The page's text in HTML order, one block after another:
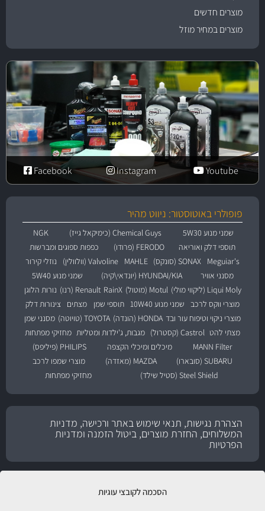
הסכמה לקובצי עוגיות
מוצרים חדשים
מוצרים במחיר מוזל
Youtube
Instagram
Facebook
פופולרי באוטוסטור: ניווט מהיר
שמני מנוע 5W30 Chemical Guys (כימיקאל גייז)
NGK
תוספי דלק ואוריאה
FERODO (פרודו)
כפפות ספוגים ומברשות
Meguiar's
SONAX (סונקס) MAHLE Valvoline (וולוולין)
נוזלי קירור
מסנני אוויר
HYUNDAI/KIA (יונדאי\קיה)
שמני מנוע 5W40
Liqui Moly (ליקווי מולי)
Motul (מוטול) RainX Renault (רנו)
נורות הלוגן
מוצרי ווקס לרכב
שמני מנוע 10W40 תוספי שמן מצתים
צינורות דלק
מוצרי ניקוי וטיפוח עור ובד HONDA (הונדה) TOYOTA (טויוטה)
מסנני שמן
מצתי להט Castrol (קסטרול) מגבות, ג'ילדות ומטליות מחזיקי מפתחות
MANN Filter
מיכלים ומיכלי הקצפה
PHILIPS (פיליפס)
SUBARU (סובארו)
MAZDA (מאזדה)
מוצרי שמפו לרכב
Steel Shield (סטיל שילד)
מחזיקי מפתחות
הצהרת נגישות, תנאי שימוש באתר ורכישה, מדניות
המשלוחים, החזרת מוצרים, ביטול הזמנה ומדניות
הפרטיות